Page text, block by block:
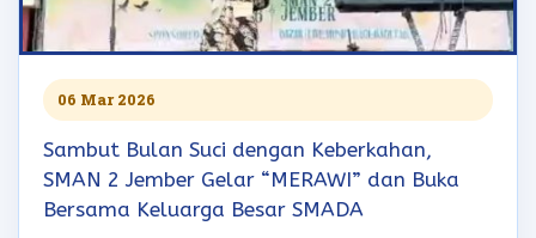
06 Mar 2026
Sambut Bulan Suci dengan Keberkahan,
SMAN 2 Jember Gelar “MERAWI” dan Buka
Bersama Keluarga Besar SMADA